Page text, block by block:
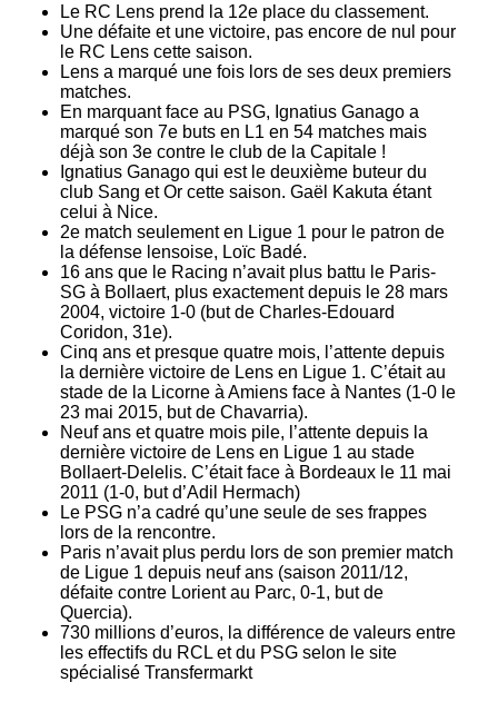
Le RC Lens prend la 12e place du classement.
Une défaite et une victoire, pas encore de nul pour
le RC Lens cette saison.
Lens a marqué une fois lors de ses deux premiers
matches.
En marquant face au PSG, Ignatius Ganago a
marqué son 7e buts en L1 en 54 matches mais
déjà son 3e contre le club de la Capitale !
Ignatius Ganago qui est le deuxième buteur du
club Sang et Or cette saison. Gaël Kakuta étant
celui à Nice.
2e match seulement en Ligue 1 pour le patron de
la défense lensoise, Loïc Badé.
16 ans que le Racing n’avait plus battu le Paris-
SG à Bollaert, plus exactement depuis le 28 mars
2004, victoire 1-0 (but de Charles-Edouard
Coridon, 31e).
Cinq ans et presque quatre mois, l’attente depuis
la dernière victoire de Lens en Ligue 1. C’était au
stade de la Licorne à Amiens face à Nantes (1-0 le
23 mai 2015, but de Chavarria).
Neuf ans et quatre mois pile, l’attente depuis la
dernière victoire de Lens en Ligue 1 au stade
Bollaert-Delelis. C’était face à Bordeaux le 11 mai
2011 (1-0, but d’Adil Hermach)
Le PSG n’a cadré qu’une seule de ses frappes
lors de la rencontre.
Paris n’avait plus perdu lors de son premier match
de Ligue 1 depuis neuf ans (saison 2011/12,
défaite contre Lorient au Parc, 0-1, but de
Quercia).
730 millions d’euros, la différence de valeurs entre
les effectifs du RCL et du PSG selon le site
spécialisé Transfermarkt